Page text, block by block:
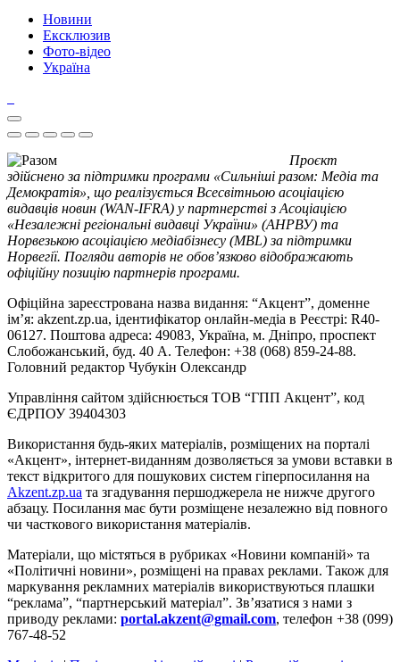
Новини
Ексклюзив
Фото-відео
Україна
Проєкт
здійснено за підтримки програми «Сильніші разом: Медіа та
Демократія», що реалізується Всесвітньою асоціацією
видавців новин (WAN-IFRA) у партнерстві з Асоціацією
«Незалежні регіональні видавці України» (АНРВУ) та
Норвезькою асоціацією медіабізнесу (MBL) за підтримки
Норвегії. Погляди авторів не обов’язково відображають
офіційну позицію партнерів програми.
Офіційна зареєстрована назва видання: “Акцент”, доменне
ім’я: akzent.zp.ua, ідентифікатор онлайн-медіа в Реєстрі: R40-
06127. Поштова адреса: 49083, Україна, м. Дніпро, проспект
Слобожанський, буд. 40 А. Телефон: +38 (068) 859-24-88.
Головний редактор Чубукін Олександр
Управління сайтом здійснюється ТОВ “ГПП Акцент”, код
ЄДРПОУ 39404303
Використання будь-яких матеріалів, розміщених на порталі
«Акцент», інтернет-виданням дозволяється за умови вставки в
текст відкритого для пошукових систем гіперпосилання на
Akzent.zp.ua та згадування першоджерела не нижче другого
абзацу. Посилання має бути розміщене незалежно від повного
чи часткового використання матеріалів.
Матеріали, що містяться в рубриках «Новини компаній» та
«Політичні новини», розміщені на правах реклами. Також для
маркування рекламних матеріалів використвуються плашки
“реклама”, “партнерський матеріал”. Зв’язатися з нами з
приводу реклами: portal.akzent@gmail.com, телефон +38 (099)
767-48-52